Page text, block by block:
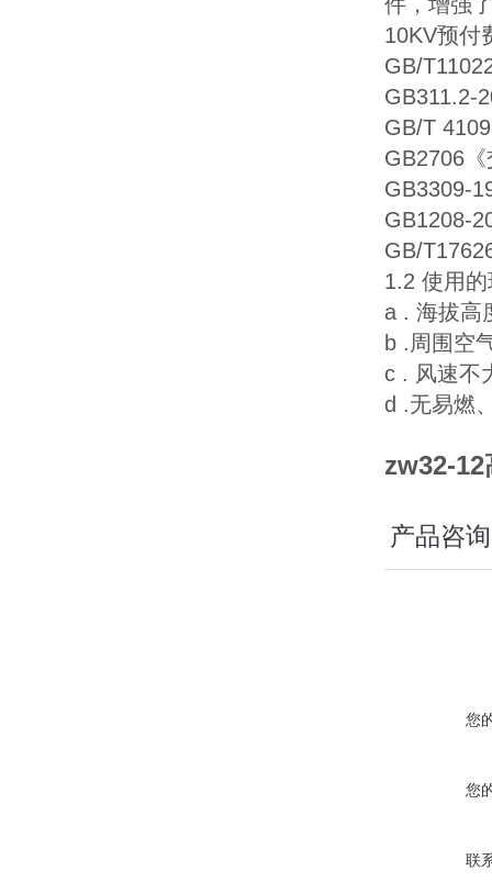
10KV预付
GB/
GB311.2-
GB/T
GB2706
GB3309-
GB1208-
GB/
1.2 使用
a . 海拔高
b .周围空
c . 风速不
d .无易燃
zw32-
产品咨询
您
您
联